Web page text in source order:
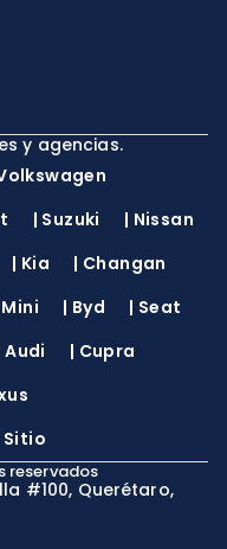
y agencias.
| Suzuki | Nissan
| Kia | Changan
Mini | Byd | Seat
Audi | Cupra
Sitio
reservados
#100, Querétaro,